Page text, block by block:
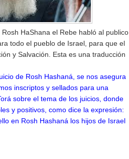
HaShana el Rebe habló al publico
todo el pueblo de Israel, para que el
y Salvación. Esta es una traducción
de Rosh Hashaná, se nos asegura
inscriptos y sellados para una
sobre el tema de los juicios, donde
y positivos, como dice la expresión:
en Rosh Hashaná los hijos de Israel